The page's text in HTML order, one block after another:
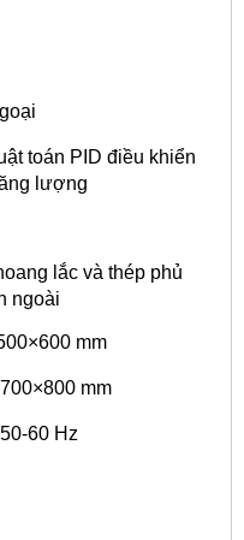
toán PID điều khiển
lượng
lắc và thép phủ
ngoài
mm
mm
60 Hz